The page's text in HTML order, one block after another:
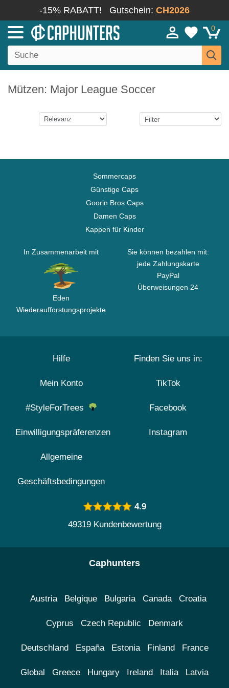
-15% RABATT! Gutschein: CH2026
0
Mützen: Major League Soccer
Sommercaps
Günstige Caps
Goorin Bros Caps
Damen Caps
Kappen für Kinder
In Zusammenarbeit mit
Eden
Wiederaufforstungsprojekte
Sie können bezahlen mit:
jede Zahlungskarte
PayPal
Überweisungen 24
Hilfe
Mein Konto
#StyleForTrees
Einwilligungspräferenzen
Allgemeine
Geschäftsbedingungen
Finden Sie uns in:
TikTok
Facebook
Instagram
4.9
49319 Kundenbewertung
Caphunters
Austria Belgique Bulgaria Canada Croatia
Cyprus Czech Republic Denmark
Deutschland España Estonia Finland France
Global Greece Hungary Ireland Italia Latvia